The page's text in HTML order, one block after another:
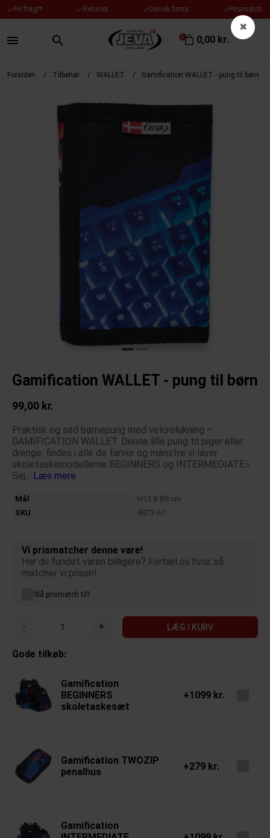
✓ Fri fragt* ✓ Returret ✓ Dansk firma ✓ Prismatch
0 0,00 kr.
Forsiden / Tilbehør / WALLET / Gamification WALLET - pung til børn
Gamification WALLET - pung til børn
99,00 kr.
Praktisk og sød børnepung med velcrolukning –
GAMIFICATION WALLET. Denne lille pung til piger eller
drenge, findes i alle de farver og mønstre vi laver
skoletaskemodellerne BEGINNERS og INTERMEDIATE i.
Sej... Læs mere
Mål
H13 X B9 cm
SKU
8873-67
Vi prismatcher denne vare!
Har du fundet varen billigere? Fortæl os hvor, så
matcher vi prisen!
Slå prismatch til?
- + LÆG I KURV
Gode tilkøb:
Gamification
BEGINNERS
skoletaskesæt
+1099 kr.
Gamification TWOZIP
penalhus
+279 kr.
Gamification
✖